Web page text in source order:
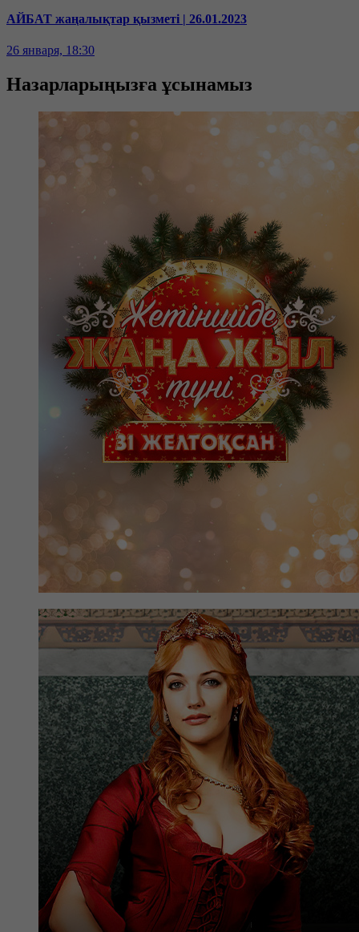
АЙБАТ жаңалықтар қызметі | 26.01.2023
26 января, 18:30
Назарларыңызға ұсынамыз